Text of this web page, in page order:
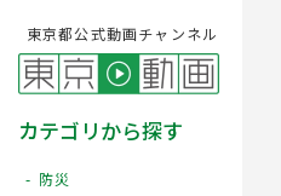
東京都公式動画チャンネル
カテゴリから探す
防災